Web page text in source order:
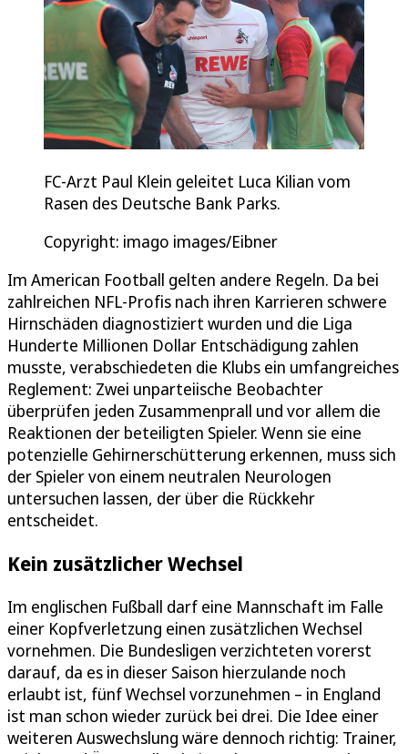
FC-Arzt Paul Klein geleitet Luca Kilian vom
Rasen des Deutsche Bank Parks.
Copyright: imago images/Eibner
Im American Football gelten andere Regeln. Da bei
zahlreichen NFL-Profis nach ihren Karrieren schwere
Hirnschäden diagnostiziert wurden und die Liga
Hunderte Millionen Dollar Entschädigung zahlen
musste, verabschiedeten die Klubs ein umfangreiches
Reglement: Zwei unparteiische Beobachter
überprüfen jeden Zusammenprall und vor allem die
Reaktionen der beteiligten Spieler. Wenn sie eine
potenzielle Gehirnerschütterung erkennen, muss sich
der Spieler von einem neutralen Neurologen
untersuchen lassen, der über die Rückkehr
entscheidet.
Kein zusätzlicher Wechsel
Im englischen Fußball darf eine Mannschaft im Falle
einer Kopfverletzung einen zusätzlichen Wechsel
vornehmen. Die Bundesligen verzichteten vorerst
darauf, da es in dieser Saison hierzulande noch
erlaubt ist, fünf Wechsel vorzunehmen – in England
ist man schon wieder zurück bei drei. Die Idee einer
weiteren Auswechslung wäre dennoch richtig: Trainer,